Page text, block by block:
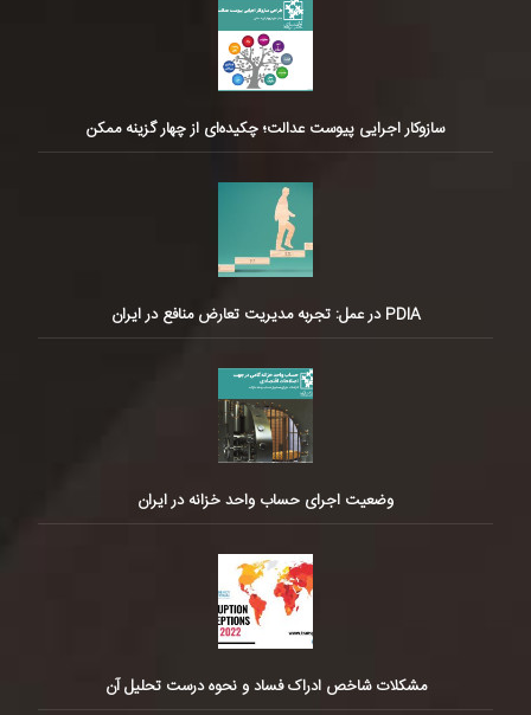
سازوکار اجرایی پیوست عدالت؛ چکیده‌ای از چهار گزینه ممکن
PDIA در عمل: تجربه مدیریت تعارض منافع در ایران
وضعیت اجرای حساب واحد خزانه در ایران
مشکلات شاخص ادراک فساد و نحوه درست تحلیل آن